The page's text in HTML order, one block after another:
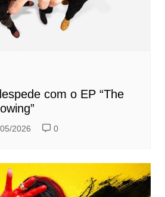
com o EP “The
2026 0